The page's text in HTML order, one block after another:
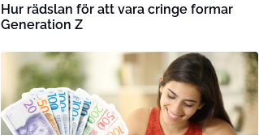
Hur rädslan för att vara cringe formar
Generation Z